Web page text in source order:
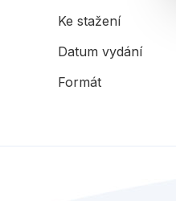
Ke stažení
Datum vydání
Formát